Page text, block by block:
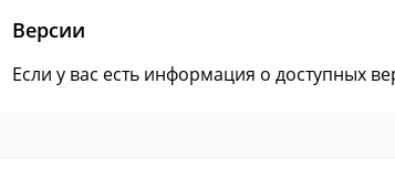
Версии
Если у вас есть информация о доступных